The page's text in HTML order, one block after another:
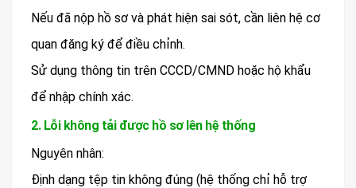
Nếu đã nộp hồ sơ và phát hiện sai sót, cần liên hệ cơ
quan đăng ký để điều chỉnh.
Sử dụng thông tin trên CCCD/CMND hoặc hộ khẩu
để nhập chính xác.
2. Lỗi không tải được hồ sơ lên hệ thống
Nguyên nhân:
Định dạng tệp tin không đúng (hệ thống chỉ hỗ trợ